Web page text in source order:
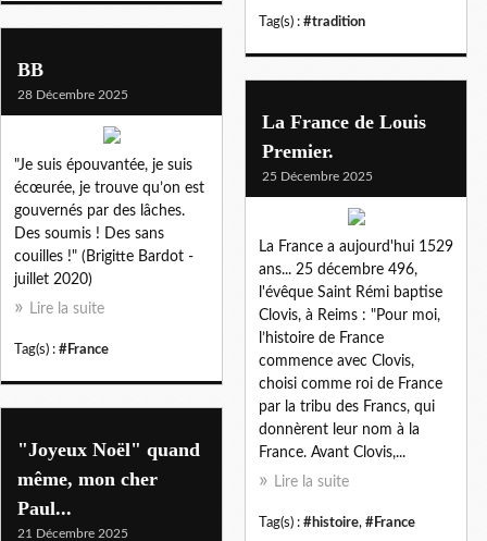
Tag(s) : #tradition
BB
28 Décembre 2025
"Je suis épouvantée, je suis
écœurée, je trouve qu’on est
gouvernés par des lâches.
Des soumis ! Des sans
couilles !" (Brigitte Bardot -
juillet 2020)
Lire la suite
Tag(s) : #France
La France de Louis
Premier.
25 Décembre 2025
La France a aujourd'hui 1529
ans... 25 décembre 496,
l'évêque Saint Rémi baptise
Clovis, à Reims : "Pour moi,
l’histoire de France
commence avec Clovis,
choisi comme roi de France
par la tribu des Francs, qui
donnèrent leur nom à la
France. Avant Clovis,...
Lire la suite
Tag(s) : #histoire, #France
"Joyeux Noël" quand
même, mon cher
Paul...
21 Décembre 2025